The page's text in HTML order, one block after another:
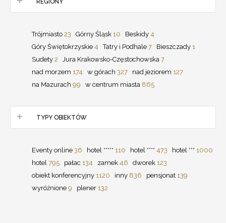
REGIONY
Trójmiasto 23 Górny Śląsk 10 Beskidy 4
Góry Świętokrzyskie 4 Tatry i Podhale 7 Bieszczady 1
Sudety 2 Jura Krakowsko-Częstochowska 7
nad morzem 174 w górach 327 nad jeziorem 127
na Mazurach 99 w centrum miasta 865
TYPY OBIEKTÓW
Eventy online 36 hotel ***** 110 hotel **** 473 hotel *** 1000
hotel 795 pałac 134 zamek 46 dworek 123
obiekt konferencyjny 1120 inny 836 pensjonat 139
wyróżnione 9 plener 132